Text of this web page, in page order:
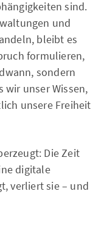
sind.
und
bleibt es
formulieren,
sondern
wir unser Wissen,
unsere Freiheit
Die Zeit
digitale
verliert sie – und